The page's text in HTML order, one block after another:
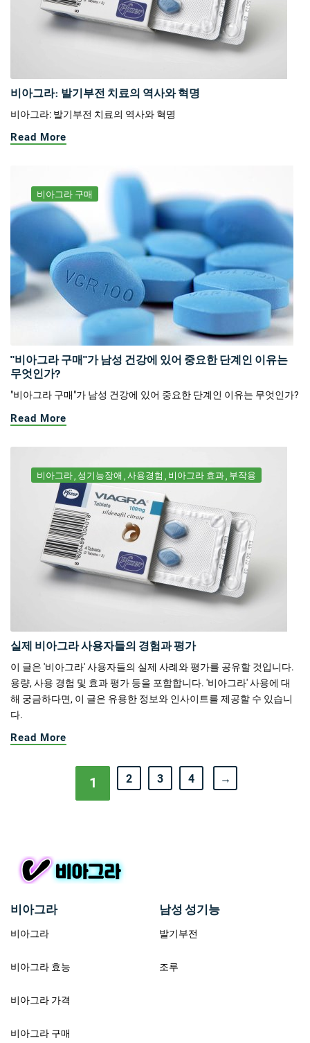
비아그라: 발기부전 치료의 역사와 혁명
비아그라: 발기부전 치료의 역사와 혁명
Read More
비아그라 구매
"비아그라 구매"가 남성 건강에 있어 중요한 단계인 이유는
무엇인가?
"비아그라 구매"가 남성 건강에 있어 중요한 단계인 이유는 무엇인가?
Read More
비아그라 성기능장애 사용경험 비아그라 효과 부작용
실제 비아그라 사용자들의 경험과 평가
이 글은 '비아그라' 사용자들의 실제 사례와 평가를 공유할 것입니다.
용량, 사용 경험 및 효과 평가 등을 포함합니다. '비아그라' 사용에 대
해 궁금하다면, 이 글은 유용한 정보와 인사이트를 제공할 수 있습니
다.
Read More
1 2 3 4 →
비아그라
비아그라
비아그라 효능
비아그라 가격
비아그라 구매
남성 성기능
발기부전
조루